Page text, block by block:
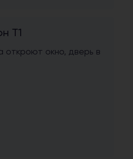
Т1
откроют окно, дверь в